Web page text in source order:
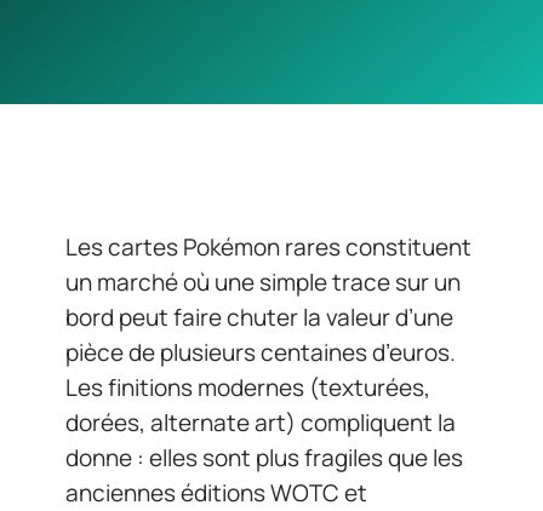
Les cartes Pokémon rares constituent
un marché où une simple trace sur un
bord peut faire chuter la valeur d’une
pièce de plusieurs centaines d’euros.
Les finitions modernes (texturées,
dorées, alternate art) compliquent la
donne : elles sont plus fragiles que les
anciennes éditions WOTC et